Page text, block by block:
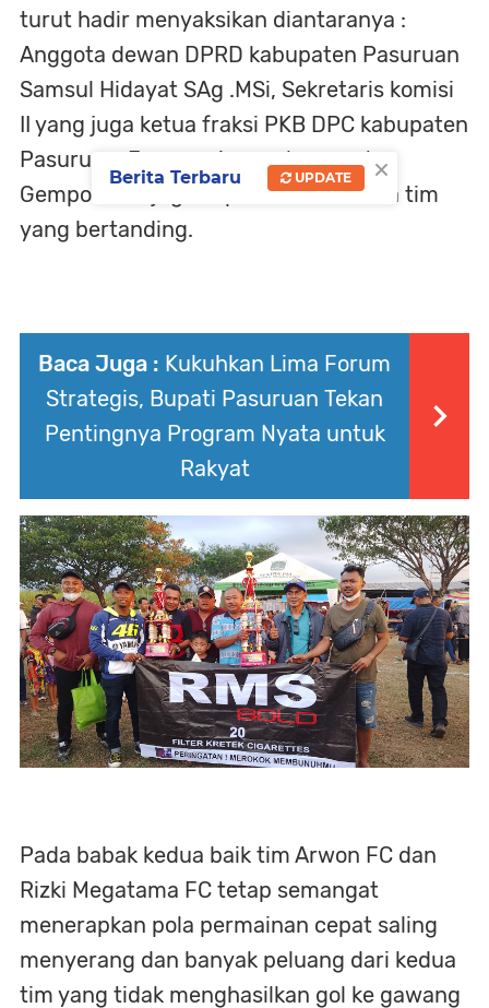
turut hadir menyaksikan diantaranya :
Anggota dewan DPRD kabupaten Pasuruan
Samsul Hidayat SAg .MSi, Sekretaris komisi
II yang juga ketua fraksi PKB DPC kabupaten
Pasuruan, Forcompincam kecamatan
Gempol, dan juga suporter dari kedua tim
yang bertanding.
Baca Juga : Kukuhkan Lima Forum
Strategis, Bupati Pasuruan Tekan
Pentingnya Program Nyata untuk
Rakyat
Pada babak kedua baik tim Arwon FC dan
Rizki Megatama FC tetap semangat
menerapkan pola permainan cepat saling
menyerang dan banyak peluang dari kedua
tim yang tidak menghasilkan gol ke gawang
×
Berita Terbaru UPDATE